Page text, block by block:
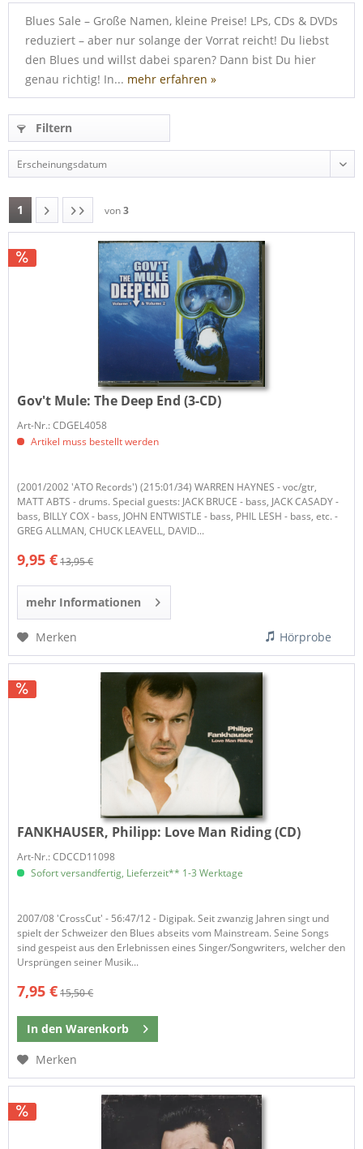
Blues Sale – Große Namen, kleine Preise! LPs, CDs & DVDs
reduziert – aber nur solange der Vorrat reicht! Du liebst
den Blues und willst dabei sparen? Dann bist Du hier
genau richtig! In... mehr erfahren »
Filtern
1 von3
Gov't Mule: The Deep End (3-CD)
Art-Nr.: CDGEL4058
Artikel muss bestellt werden
(2001/2002 'ATO Records') (215:01/34) WARREN HAYNES - voc/gtr,
MATT ABTS - drums. Special guests: JACK BRUCE - bass, JACK CASADY -
bass, BILLY COX - bass, JOHN ENTWISTLE - bass, PHIL LESH - bass, etc. -
GREG ALLMAN, CHUCK LEAVELL, DAVID...
9,95 €13,95 €
mehr Informationen
Merken Hörprobe
FANKHAUSER, Philipp: Love Man Riding (CD)
Art-Nr.: CDCCD11098
Sofort versandfertig, Lieferzeit** 1-3 Werktage
2007/08 'CrossCut' - 56:47/12 - Digipak. Seit zwanzig Jahren singt und
spielt der Schweizer den Blues abseits vom Mainstream. Seine Songs
sind gespeist aus den Erlebnissen eines Singer/Songwriters, welcher den
Ursprüngen seiner Musik...
7,95 €15,50 €
In den Warenkorb
Merken